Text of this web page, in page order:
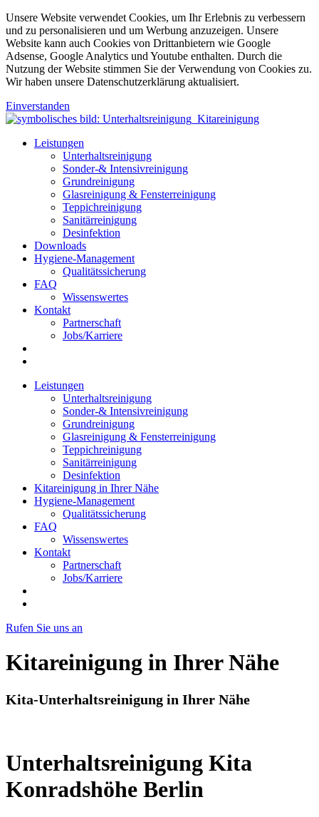
Unsere Website verwendet Cookies, um Ihr Erlebnis zu verbessern
und zu personalisieren und um Werbung anzuzeigen. Unsere
Website kann auch Cookies von Drittanbietern wie Google
Adsense, Google Analytics und Youtube enthalten. Durch die
Nutzung der Website stimmen Sie der Verwendung von Cookies zu.
Wir haben unsere Datenschutzerklärung aktualisiert.
Einverstanden
Leistungen
Unterhaltsreinigung
Sonder-& Intensivreinigung
Grundreinigung
Glasreinigung & Fensterreinigung
Teppichreinigung
Sanitärreinigung
Desinfektion
Downloads
Hygiene-Management
Qualitätssicherung
FAQ
Wissenswertes
Kontakt
Partnerschaft
Jobs/Karriere
Leistungen
Unterhaltsreinigung
Sonder-& Intensivreinigung
Grundreinigung
Glasreinigung & Fensterreinigung
Teppichreinigung
Sanitärreinigung
Desinfektion
Kitareinigung in Ihrer Nähe
Hygiene-Management
Qualitätssicherung
FAQ
Wissenswertes
Kontakt
Partnerschaft
Jobs/Karriere
Rufen Sie uns an
Kitareinigung in Ihrer Nähe
Kita-Unterhaltsreinigung in Ihrer Nähe
Unterhaltsreinigung Kita
Konradshöhe Berlin